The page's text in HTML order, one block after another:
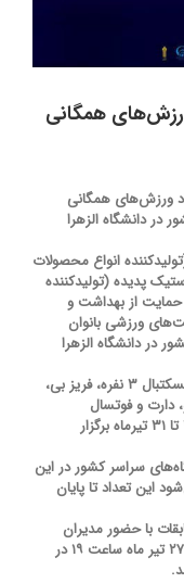
همگانی
ورزش‌های همگانی
در دانشگاه الزهرا
انواع محصولات
پدیده (تولیدکننده
حمایت از بهداشت و
ورزشی بانوان
در دانشگاه الزهرا
این المپیاد ورزشی در رشته‌های والیبال ۴ نفره، بسکتبال ۳ نفره، فریز بی،
دارت و فوتسال
گل‌کوچک، به میزبانی دانشگاه الزهرا از تاریخ ۲۶ تا ۳۱ تیرماه برگزار
سراسر کشور در این
این تعداد تا پایان
با حضور مدیران
ارشد وزارت علوم و دانشگاه الزهرا، روز پنج‌شنبه ۲۷ تیر ماه ساعت ۱۹ در